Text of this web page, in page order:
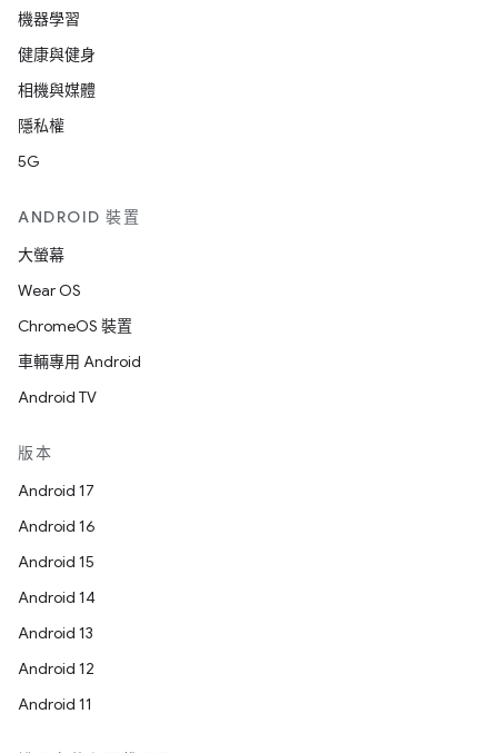
機器學習
健康與健身
相機與媒體
隱私權
5G
ANDROID 裝置
大螢幕
Wear OS
ChromeOS 裝置
車輛專用 Android
Android TV
版本
Android 17
Android 16
Android 15
Android 14
Android 13
Android 12
Android 11